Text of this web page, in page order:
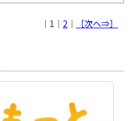
｜1｜ 2 ｜ ［次へ⇒］